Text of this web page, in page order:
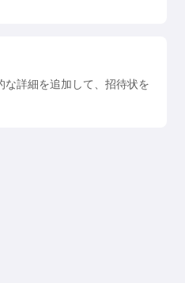
な詳細を追加して、招待状を